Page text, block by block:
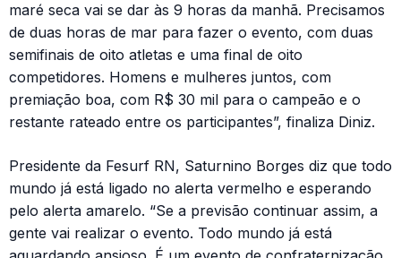
maré seca vai se dar às 9 horas da manhã. Precisamos
de duas horas de mar para fazer o evento, com duas
semifinais de oito atletas e uma final de oito
competidores. Homens e mulheres juntos, com
premiação boa, com R$ 30 mil para o campeão e o
restante rateado entre os participantes”, finaliza Diniz.
Presidente da Fesurf RN, Saturnino Borges diz que todo
mundo já está ligado no alerta vermelho e esperando
pelo alerta amarelo. “Se a previsão continuar assim, a
gente vai realizar o evento. Todo mundo já está